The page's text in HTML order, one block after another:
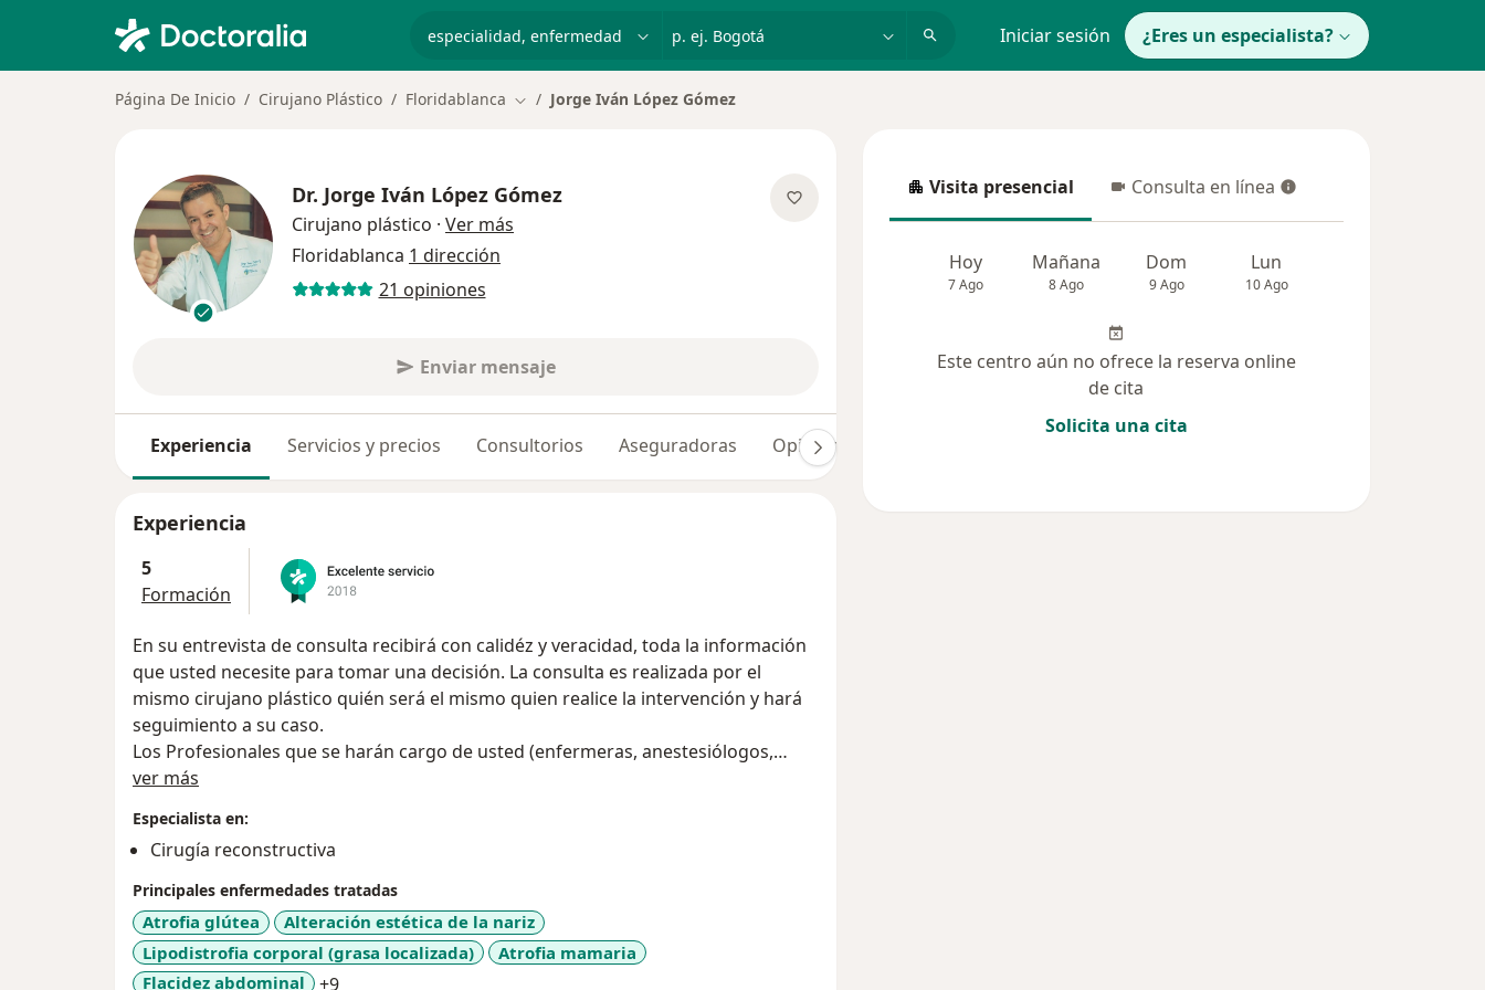
p. ej. Bogotá Iniciar sesión ¿Eres un especialista?
Página De Inicio Cirujano Plástico Floridablanca Cambiar de ciudad
Jorge Iván López Gómez
Dr. Jorge Iván López Gómez
Cirujano plástico · Ver más
Floridablanca 1 dirección
21 opiniones
Enviar mensaje
Experiencia Servicios y precios Consultorios Aseguradoras Opiniones (21)
Experiencia
5
Formación
En su entrevista de consulta recibirá con calidéz y veracidad, toda la información
que usted necesite para tomar una decisión. La consulta es realizada por el
mismo cirujano plástico quién será el mismo quien realice la intervención y hará
seguimiento a su caso.
Los Profesionales que se harán cargo de usted (enfermeras, anestesiólogos,
Instrumentadora, auxiliares) cuentan con sus estudios completos y
Tanto el cirujano como su equipo son residentes en la ciudad y acreditados en el
medio.
Todo el equipo médico que llevará su caso, sigue los protocolos y lineamientos
internacionales de control de riesgo en cirugía.
Su cirugía debe ser segura. Primero su salud y su vida.
El Doctor JORGE IVAN LÓPEZ GOMEZ cuenta con más de 25 años de experiencia
ver más
Especialista en:
Cirugía reconstructiva
Principales enfermedades tratadas
Atrofia glútea
Alteración estética de la nariz
Lipodistrofia corporal (grasa localizada)
Atrofia mamaria
Flacidez abdominal
+9a11y_sr_more_diseases
Visita presencial
Visita presencial Consulta en línea
Consulta en línea
Hoy
7 Ago
Mañana
8 Ago
Dom
9 Ago
Lun
10 Ago
Este centro aún no ofrece la reserva online
de cita
Solicita una cita